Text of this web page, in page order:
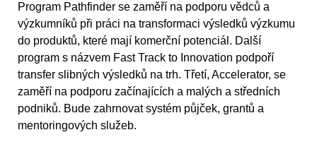
Program Pathfinder se zaměří na podporu vědců a
výzkumníků při práci na transformaci výsledků výzkumu
do produktů, které mají komerční potenciál. Další
program s názvem Fast Track to Innovation podpoří
transfer slibných výsledků na trh. Třetí, Accelerator, se
zaměří na podporu začínajících a malých a středních
podniků. Bude zahrnovat systém půjček, grantů a
mentoringových služeb.